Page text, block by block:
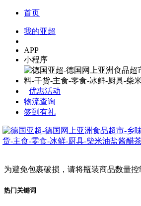
首页
我的亚超
APP
小程序
优惠活动
物流查询
签到有礼
为避免包裹破损，请将瓶装商品数量控
热门关键词